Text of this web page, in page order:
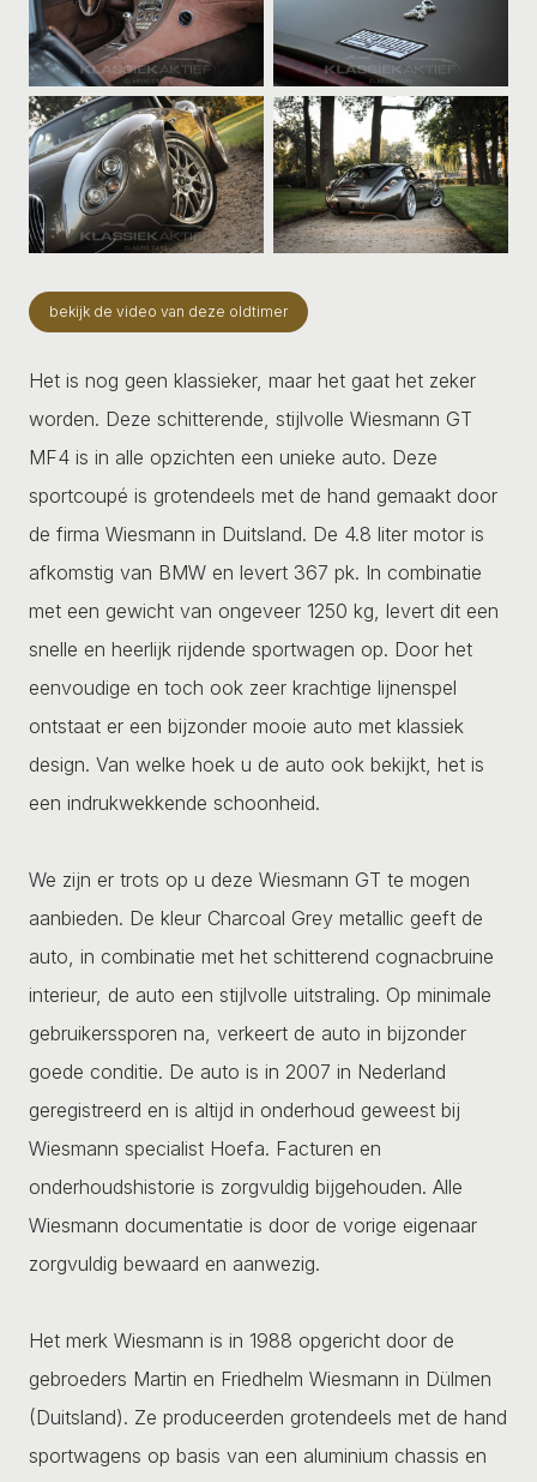
bekijk de video van deze oldtimer
Het is nog geen klassieker, maar het gaat het zeker
worden. Deze schitterende, stijlvolle Wiesmann GT
MF4 is in alle opzichten een unieke auto. Deze
sportcoupé is grotendeels met de hand gemaakt door
de firma Wiesmann in Duitsland. De 4.8 liter motor is
afkomstig van BMW en levert 367 pk. In combinatie
met een gewicht van ongeveer 1250 kg, levert dit een
snelle en heerlijk rijdende sportwagen op. Door het
eenvoudige en toch ook zeer krachtige lijnenspel
ontstaat er een bijzonder mooie auto met klassiek
design. Van welke hoek u de auto ook bekijkt, het is
een indrukwekkende schoonheid.
We zijn er trots op u deze Wiesmann GT te mogen
aanbieden. De kleur Charcoal Grey metallic geeft de
auto, in combinatie met het schitterend cognacbruine
interieur, de auto een stijlvolle uitstraling. Op minimale
gebruikerssporen na, verkeert de auto in bijzonder
goede conditie. De auto is in 2007 in Nederland
geregistreerd en is altijd in onderhoud geweest bij
Wiesmann specialist Hoefa. Facturen en
onderhoudshistorie is zorgvuldig bijgehouden. Alle
Wiesmann documentatie is door de vorige eigenaar
zorgvuldig bewaard en aanwezig.
Het merk Wiesmann is in 1988 opgericht door de
gebroeders Martin en Friedhelm Wiesmann in Dülmen
(Duitsland). Ze produceerden grotendeels met de hand
sportwagens op basis van een aluminium chassis en